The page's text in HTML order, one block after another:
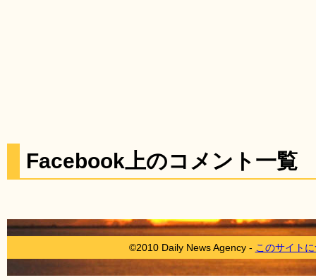
Facebook上のコメント一覧
©2010 Daily News Agency - このサイト